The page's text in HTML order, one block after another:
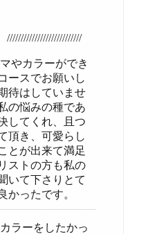
やカラーができ
ースでお願いし
待はしていませ
の悩みの種であ
してくれ、且つ
頂き、可愛らし
とが出来て満足
ストの方も私の
いて下さりとて
かったです。
ラーをしたかっ